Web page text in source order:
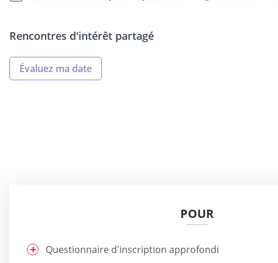
Rencontres d'intérêt partagé
Évaluez ma date
POUR
Questionnaire d'inscription approfondi